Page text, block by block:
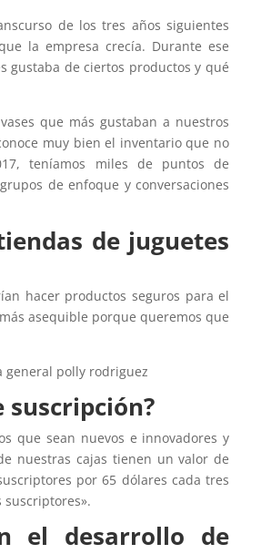
de los tres años siguientes
la empresa crecía. Durante ese
gustaba de ciertos productos y qué
que más gustaban a nuestros
muy bien el inventario que no
teníamos miles de puntos de
de enfoque y conversaciones
de juguetes
hacer productos seguros para el
asequible porque queremos que
suscripción?
que sean nuevos e innovadores y
nuestras cajas tienen un valor de
por 65 dólares cada tres
suscriptores».
el desarrollo de